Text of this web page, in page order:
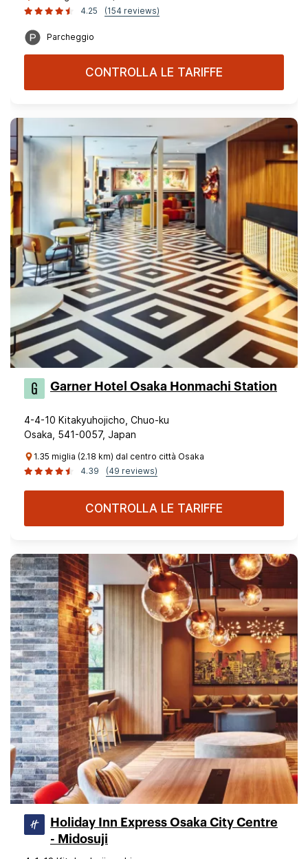
4.25
(154 reviews)
Parcheggio
CONTROLLA LE TARIFFE
Garner Hotel Osaka Honmachi Station
4-4-10 Kitakyuhojicho, Chuo-ku
Osaka, 541-0057, Japan
1.35 miglia (2.18 km) dal centro città Osaka
4.39
(49 reviews)
CONTROLLA LE TARIFFE
Holiday Inn Express Osaka City Centre
- Midosuji